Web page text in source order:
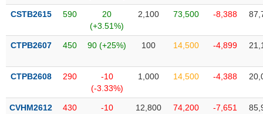
CSTB2615 590
20
(+3.51%)
2,100 73,500 -8,388
CTPB2607 450 90 (+25%) 100 14,500 -4,899
CTPB2608 290
-10
(-3.33%)
1,000 14,500 -4,388
CVHM2612 430
-10
12,800 74,200 -7,651
Công
đầu
tư